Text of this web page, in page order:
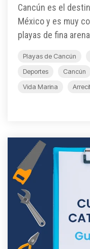
Cancún es el
México y es muy
playas de fina
Playas de Cancún
Deportes
Cancún
Vida Marina